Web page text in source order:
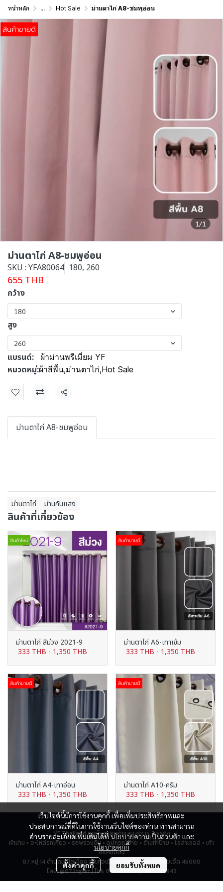
หน้าหลัก ... Hot Sale ม่านตาไก่ A8-ชมพูอ่อน
1/1
สินค้าขายดี
ม่านตาไก่ A8-ชมพูอ่อน
SKU : YFA80064 180, 260
655 THB
กว้าง
180
สูง
260
แบรนด์: ผ้าม่านพรีเมี่ยม YF
หมวดหมู่:ผ้าสีพื้น,ม่านตาไก่,Hot Sale
แชร์
ม่านตาไก่ A8-ชมพูอ่อน
ม่านตาไก่ ม่านกันแสง
สินค้าที่เกี่ยวข้อง
สินค้าใหม่
ม่านตาไก่ สีม่วง 2021-9
333 THB - 1,350 THB
สินค้าขายดี
ม่านตาไก่ A6-เทาเข้ม
333 THB - 1,350 THB
สินค้าขายดี
ม่านตาไก่ A4-เทาอ่อน
333 THB - 1,350 THB
สินค้าขายดี
ม่านตาไก่ A10-ครีม
333 THB - 1,350 THB
เว็บไซต์นี้มีการใช้งานคุกกี้ เพื่อเพิ่มประสิทธิภาพและ
ประสบการณ์ที่ดีในการใช้งานเว็บไซต์ของท่าน ท่านสามารถ
อ่านรายละเอียดเพิ่มเติมได้ที่นโยบายความเป็นส่วนตัว และ
นโยบายคุกกี้
ตั้งค่าคุกกี้ ยอมรับทั้งหมด
YF Thailand ศูนย์รวมสินค้าและบริการ 7 ธุรกิจ
ผ้าม่าน • อะไหล่รถเกี่ยว • รถพรวนดิน • อุปกรณ์ป้าย • ร้านทำป้าย • โซล่าเซลล์ • เก้า
อี้แคมป์ปิ้ง
87 หมู่ 14 ตำบลเหนือเมือง อำเภอเมืองร้อยเอ็ด จังหวัดร้อยเอ็ด 45000
ไลน์: @072tgskt | โทร 043-518259, 0951715943